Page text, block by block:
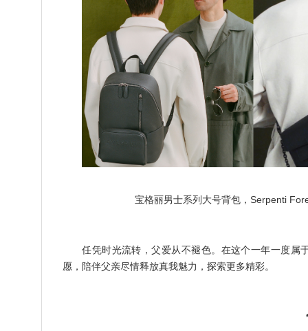
宝格丽男士系列大号背包，Serpenti
任凭时光流转，父爱从不褪色。在这个一年一度属
愿，陪伴父亲尽情释放真我魅力，探索更多精彩。